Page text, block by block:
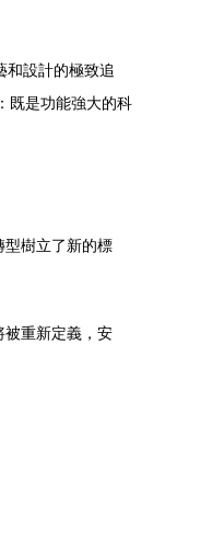
和設計的極致追
既是功能強大的科
型樹立了新的標
被重新定義，安